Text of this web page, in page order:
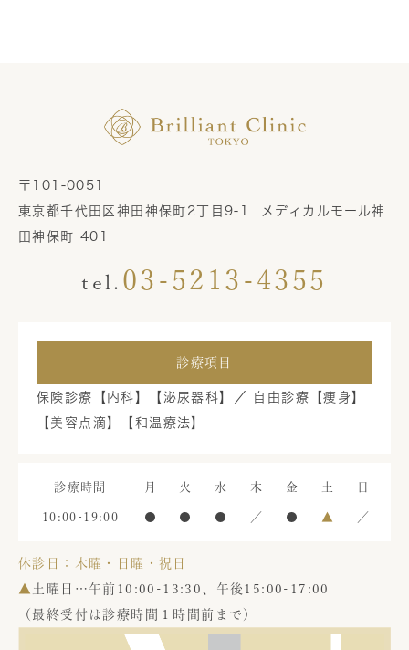
〒101-0051
東京都千代田区神田神保町2丁目9-1 メディカルモール神
田神保町 401
03-5213-4355
診療項目
保険診療【内科】【泌尿器科】／ 自由診療【痩身】
【美容点滴】【和温療法】
診療時間 月 火 水 木 金 土 日
10:00-19:00 ● ● ● ／ ● ▲ ／
休診日：木曜・日曜・祝日
▲ 土曜日…午前10:00-13:30、午後15:00-17:00
（最終受付は診療時間１時間前まで）